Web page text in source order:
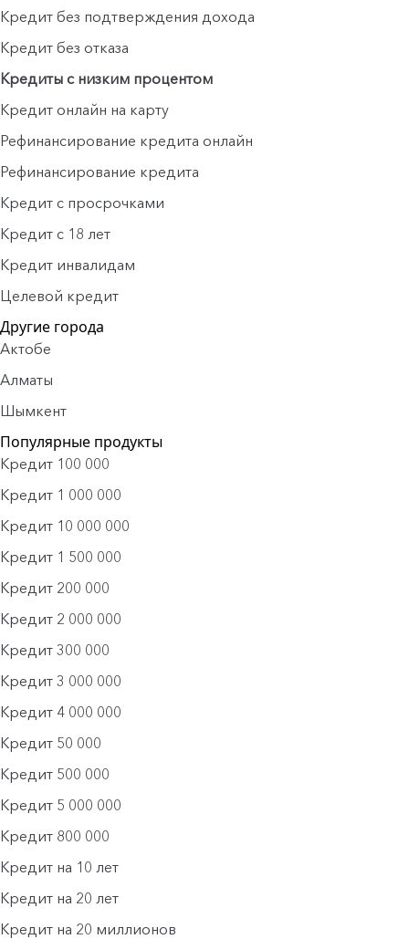
Кредит без подтверждения дохода
Кредит без отказа
Кредиты с низким процентом
Кредит онлайн на карту
Рефинансирование кредита онлайн
Рефинансирование кредита
Кредит с просрочками
Кредит с 18 лет
Кредит инвалидам
Целевой кредит
Другие города
Актобе
Алматы
Шымкент
Популярные продукты
Кредит 100 000
Кредит 1 000 000
Кредит 10 000 000
Кредит 1 500 000
Кредит 200 000
Кредит 2 000 000
Кредит 300 000
Кредит 3 000 000
Кредит 4 000 000
Кредит 50 000
Кредит 500 000
Кредит 5 000 000
Кредит 800 000
Кредит на 10 лет
Кредит на 20 лет
Кредит на 20 миллионов